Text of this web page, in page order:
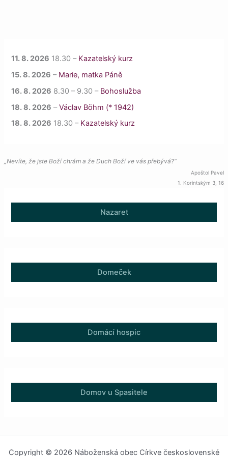
11. 8. 2026 18.30 – Kazatelský kurz
15. 8. 2026 – Marie, matka Páně
16. 8. 2026 8.30 – 9.30 – Bohoslužba
18. 8. 2026 –Václav Böhm (* 1942)
18. 8. 2026 18.30 – Kazatelský kurz
„Nevíte, že jste Boží chrám a že Duch Boží ve vás přebývá?“
Apoštol Pavel
1. Korintským 3, 16
Nazaret
Domeček
Domácí hospic
Domov u Spasitele
Copyright © 2026 Náboženská obec Církve československé